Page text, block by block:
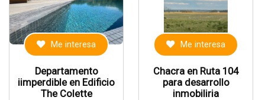
Me interesa
Departamento
iimperdible en Edificio
The Colette
Me interesa
Chacra en Ruta 104
para desarrollo
inmobiliria